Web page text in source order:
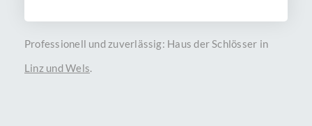
Professionell und zuverlässig: Haus der Schlösser in
Linz und Wels